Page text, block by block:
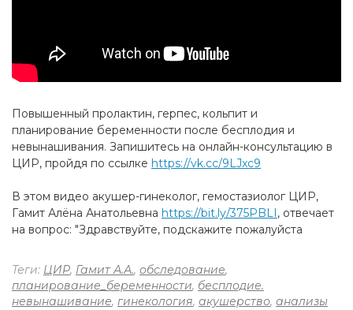
Повышенный пролактин, герпес, кольпит и
планирование беременности после бесплодия и
невынашивания. Запишитесь на онлайн-консультацию в
ЦИР, пройдя по ссылке https://vk.cc/9LJxc9
В этом видео акушер-гинеколог, гемостазиолог ЦИР,
Гамит Алёна Анатольевна https://bit.ly/375PBLI, отвечает
на вопрос: "Здравствуйте, подскажите пожалуйста
Теги: ЦИР, Гамит А.А., обследование,
планирование_беременности, бесплодие.
невынашивание, гинекология, акушерство, анализы